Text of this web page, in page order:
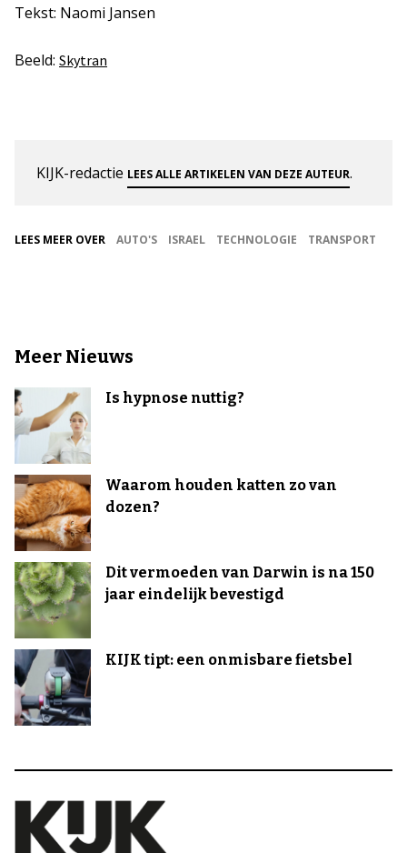
Tekst: Naomi Jansen
Beeld: Skytran
KIJK-redactie LEES ALLE ARTIKELEN VAN DEZE AUTEUR.
LEES MEER OVER AUTO'S ISRAEL TECHNOLOGIE TRANSPORT
Meer Nieuws
Is hypnose nuttig?
Waarom houden katten zo van
dozen?
Dit vermoeden van Darwin is na 150
jaar eindelijk bevestigd
KIJK tipt: een onmisbare fietsbel